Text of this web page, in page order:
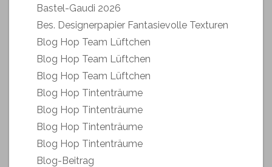
Bastel-Gaudi 2026
Bes. Designerpapier Fantasievolle Texturen
Blog Hop Team Lüftchen
Blog Hop Team Lüftchen
Blog Hop Team Lüftchen
Blog Hop Tintenträume
Blog Hop Tintenträume
Blog Hop Tintenträume
Blog Hop Tintenträume
Blog-Beitrag